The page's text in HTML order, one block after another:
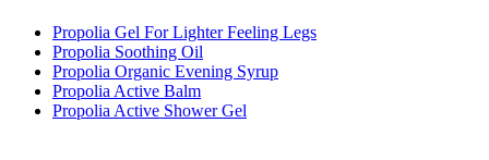
Propolia Gel For Lighter Feeling Legs
Propolia Soothing Oil
Propolia Organic Evening Syrup
Propolia Active Balm
Propolia Active Shower Gel